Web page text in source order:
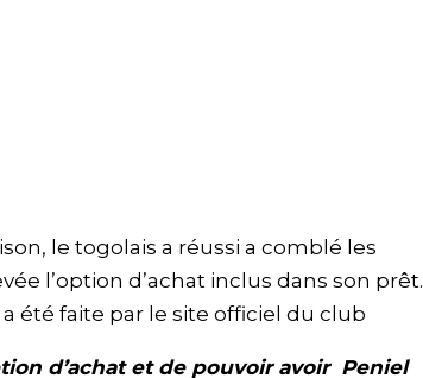
le togolais a réussi a comblé les
l’option d’achat inclus dans son prêt.
été faite par le site officiel du club
d’achat et de pouvoir avoir Peniel